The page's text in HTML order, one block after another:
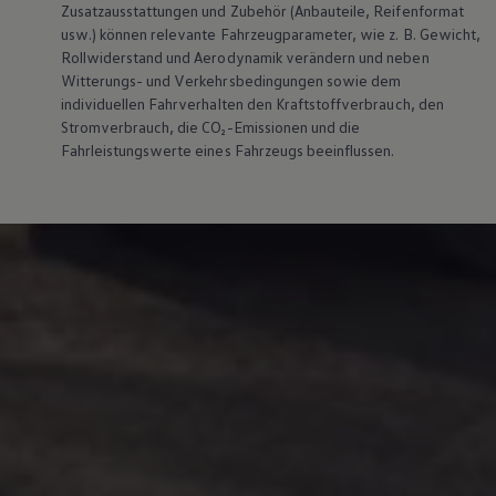
Magazin
Lifestyle
Transport
Familie
Elektromobilität
Volkswagen R
Pannen- und Unfallhilfe
Volkswagen Kundenbetreuung
Zusatzausstattungen und Zubehör (Anbauteile, Reifenformat
usw.) können relevante Fahrzeugparameter, wie z. B. Gewicht,
Rollwiderstand und Aerodynamik verändern und neben
Witterungs- und Verkehrsbedingungen sowie dem
individuellen Fahrverhalten den Kraftstoffverbrauch, den
Stromverbrauch, die CO₂-Emissionen und die
Fahrleistungswerte eines Fahrzeugs beeinflussen.